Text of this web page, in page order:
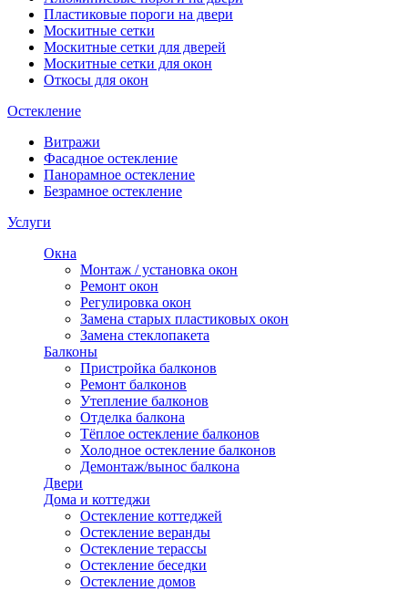
Пластиковые пороги на двери
Москитные сетки
Москитные сетки для дверей
Москитные сетки для окон
Откосы для окон
Остекление
Витражи
Фасадное остекление
Панорамное остекление
Безрамное остекление
Услуги
Окна
Монтаж / установка окон
Ремонт окон
Регулировка окон
Замена старых пластиковых окон
Замена стеклопакета
Балконы
Пристройка балконов
Ремонт балконов
Утепление балконов
Отделка балкона
Тёплое остекление балконов
Холодное остекление балконов
Демонтаж/вынос балкона
Двери
Дома и коттеджи
Остекление коттеджей
Остекление веранды
Остекление терассы
Остекление беседки
Остекление домов